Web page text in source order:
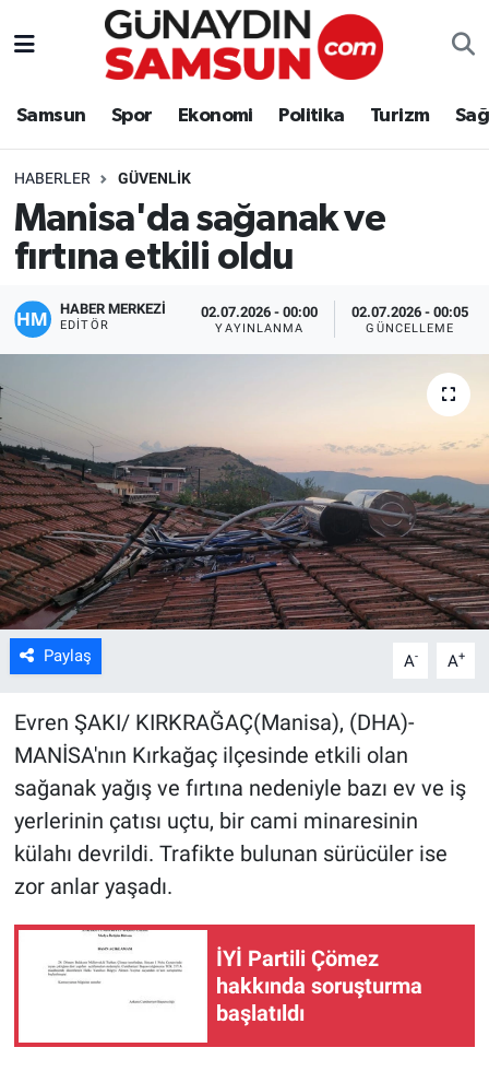
Samsun Spor Ekonomi Politika Turizm
HABERLER GÜVENLIK
Manisa'da sağanak ve
fırtına etkili oldu
HABER MERKEZİ
EDITÖR
02.07.2026 - 00:00
YAYINLANMA
02.07.2026 - 00:05
GÜNCELLEME
Paylaş A- A+
Evren ŞAKI/ KIRKRAĞAÇ(Manisa), (DHA)-
MANİSA'nın Kırkağaç ilçesinde etkili olan
sağanak yağış ve fırtına nedeniyle bazı ev ve iş
yerlerinin çatısı uçtu, bir cami minaresinin
külahı devrildi. Trafikte bulunan sürücüler ise
zor anlar yaşadı.
İYİ Partili Çömez
hakkında soruşturma
başlatıldı
Samsun
Politika
Turizm
Yaşam
Kültür Sanat
Bilim ve Teknoloji
Genel
Nöbetçi Eczaneler
Süper Lig Puan Durumu ve Fikstür
Tüm Manşetler